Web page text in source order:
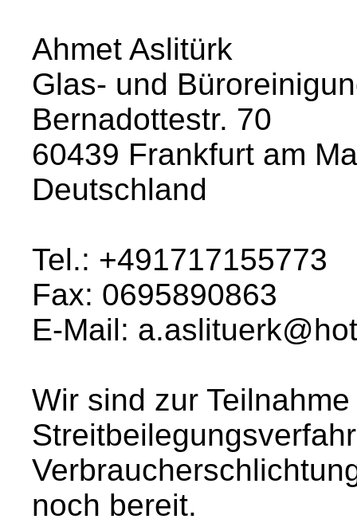
Ahmet Aslitürk
Glas- und
Bernadottestr. 70
60439 Frankfurt am
Deutschland
Tel.: +491717155773
Fax: 0695890863
E-Mail:
Wir sind zur
noch bereit.